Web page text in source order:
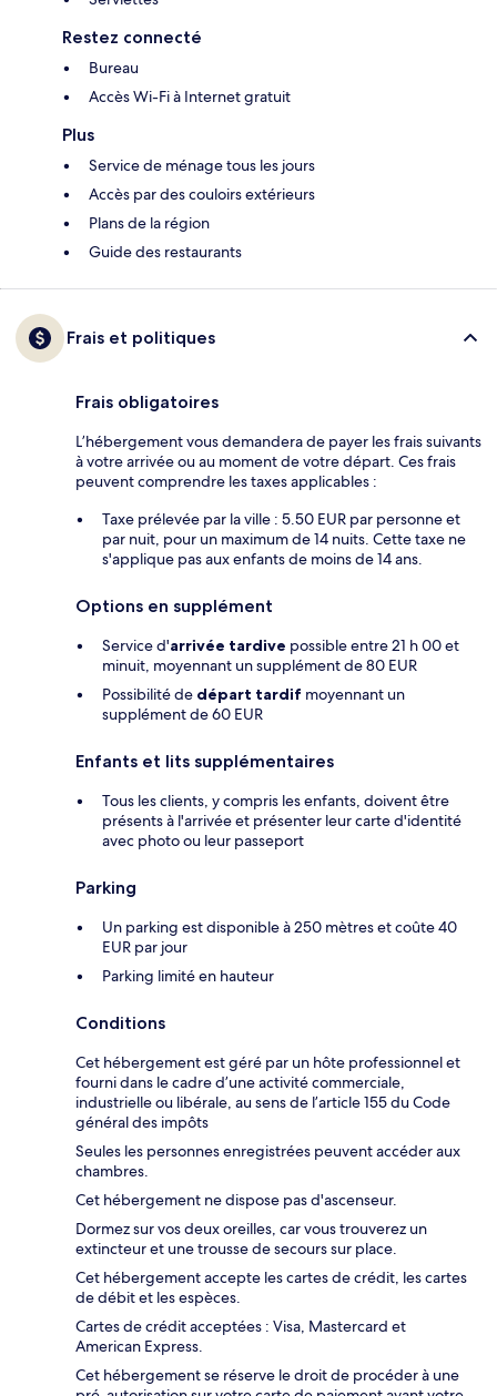
Restez connecté
Bureau
Accès Wi-Fi à Internet gratuit
Plus
Service de ménage tous les jours
Accès par des couloirs extérieurs
Plans de la région
Guide des restaurants
Frais et politiques
Frais obligatoires
L’hébergement vous demandera de payer les frais suivants
à votre arrivée ou au moment de votre départ. Ces frais
peuvent comprendre les taxes applicables :
Taxe prélevée par la ville : 5.50 EUR par personne et
par nuit, pour un maximum de 14 nuits. Cette taxe ne
s'applique pas aux enfants de moins de 14 ans.
Options en supplément
Service d'arrivée tardive possible entre 21 h 00 et
minuit, moyennant un supplément de 80 EUR
Possibilité de départ tardif moyennant un
supplément de 60 EUR
Enfants et lits supplémentaires
Tous les clients, y compris les enfants, doivent être
présents à l'arrivée et présenter leur carte d'identité
avec photo ou leur passeport
Parking
Un parking est disponible à 250 mètres et coûte 40
EUR par jour
Parking limité en hauteur
Conditions
Cet hébergement est géré par un hôte professionnel et
fourni dans le cadre d’une activité commerciale,
industrielle ou libérale, au sens de l’article 155 du Code
général des impôts
Seules les personnes enregistrées peuvent accéder aux
chambres.
Cet hébergement ne dispose pas d'ascenseur.
Dormez sur vos deux oreilles, car vous trouverez un
extincteur et une trousse de secours sur place.
Cet hébergement accepte les cartes de crédit, les cartes
de débit et les espèces.
Cartes de crédit acceptées : Visa, Mastercard et
American Express.
Cet hébergement se réserve le droit de procéder à une